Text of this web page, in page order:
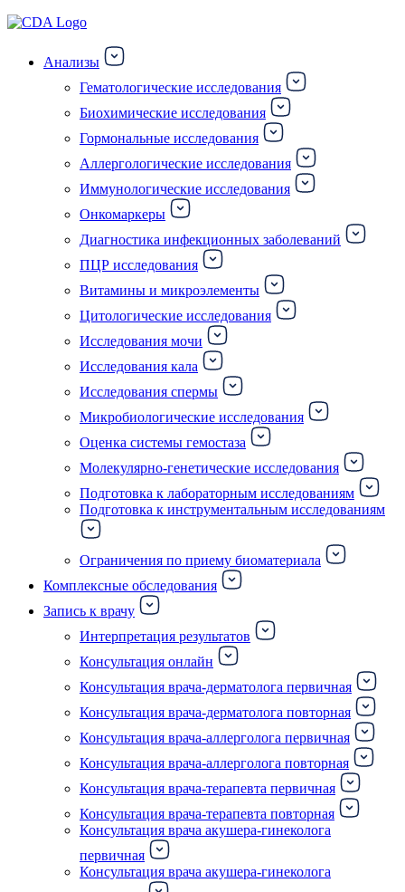
Анализы
Гематологические исследования
Биохимические исследования
Гормональные исследования
Аллергологические исследования
Иммунологические исследования
Онкомаркеры
Диагностика инфекционных заболеваний
ПЦР исследования
Витамины и микроэлементы
Цитологические исследования
Исследования мочи
Исследования кала
Исследования спермы
Микробиологические исследования
Оценка системы гемостаза
Молекулярно-генетические исследования
Подготовка к лабораторным исследованиям
Подготовка к инструментальным исследованиям
Ограничения по приему биоматериала
Комплексные обследования
Запись к врачу
Интерпретация результатов
Консультация онлайн
Консультация врача-дерматолога первичная
Консультация врача-дерматолога повторная
Консультация врача-аллерголога первичная
Консультация врача-аллерголога повторная
Консультация врача-терапевта первичная
Консультация врача-терапевта повторная
Консультация врача акушера-гинеколога
первичная
Консультация врача акушера-гинеколога